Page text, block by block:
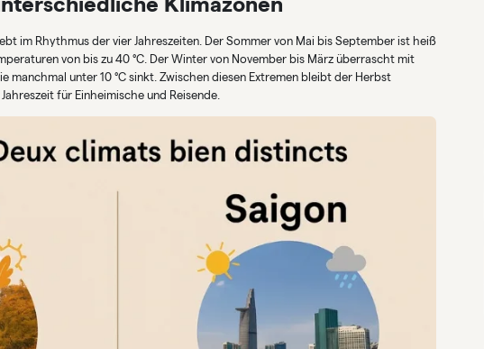
im Rhythmus der vier Jahreszeiten. Der Sommer von Mai bis September ist heiß
von bis zu 40 °C. Der Winter von November bis März überrascht mit
manchmal unter 10 °C sinkt. Zwischen diesen Extremen bleibt der Herbst
für Einheimische und Reisende.